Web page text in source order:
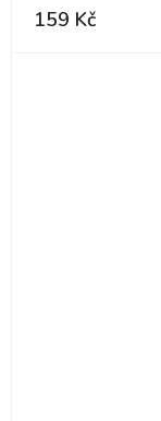
159 Kč